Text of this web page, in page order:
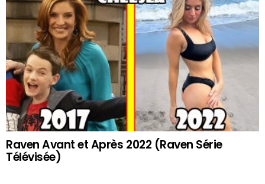
Raven Avant et Après 2022 (Raven Série
Télévisée)